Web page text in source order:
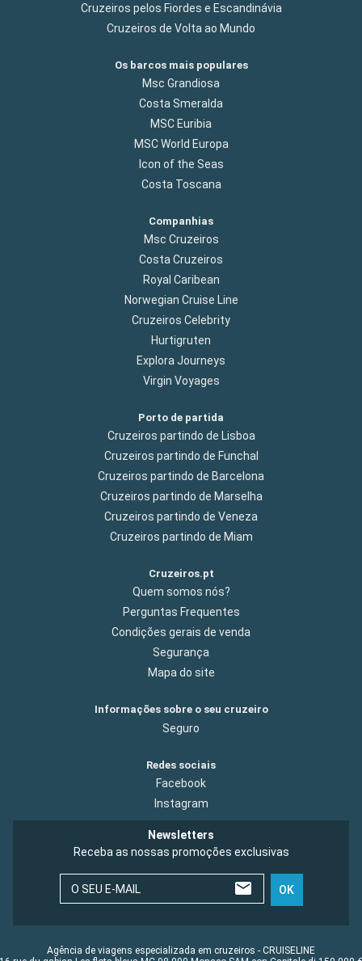
Cruzeiros pelos Fiordes e Escandinávia
Cruzeiros de Volta ao Mundo
Os barcos mais populares
Msc Grandiosa
Costa Smeralda
MSC Euribia
MSC World Europa
Icon of the Seas
Costa Toscana
Companhias
Msc Cruzeiros
Costa Cruzeiros
Royal Caribean
Norwegian Cruise Line
Cruzeiros Celebrity
Hurtigruten
Explora Journeys
Virgin Voyages
Porto de partida
Cruzeiros partindo de Lisboa
Cruzeiros partindo de Funchal
Cruzeiros partindo de Barcelona
Cruzeiros partindo de Marselha
Cruzeiros partindo de Veneza
Cruzeiros partindo de Miam
Cruzeiros.pt
Quem somos nós?
Perguntas Frequentes
Condições gerais de venda
Segurança
Mapa do site
Informações sobre o seu cruzeiro
Seguro
Redes sociais
Facebook
Instagram
Newsletters
Receba as nossas promoções exclusivas
O SEU E-MAIL OK
Agência de viagens especializada em cruzeiros - CRUISELINE